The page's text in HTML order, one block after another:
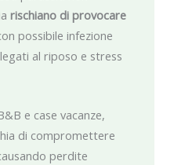
rischiano di provocare
possibile infezione
al riposo e stress
e case vacanze,
di compromettere
perdite